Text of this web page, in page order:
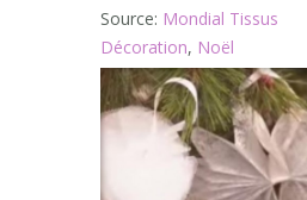
Source: Mondial Tissus
Décoration, Noël